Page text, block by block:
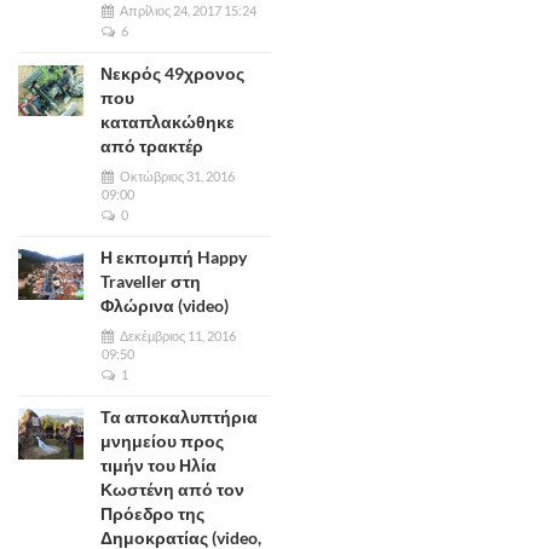
Απρίλιος 24, 2017 15:24
6
Νεκρός 49χρονος
που
καταπλακώθηκε
από τρακτέρ
Οκτώβριος 31, 2016
09:00
0
Η εκπομπή Happy
Traveller στη
Φλώρινα (video)
Δεκέμβριος 11, 2016
09:50
1
Τα αποκαλυπτήρια
μνημείου προς
τιμήν του Ηλία
Κωστένη από τον
Πρόεδρο της
Δημοκρατίας (video,